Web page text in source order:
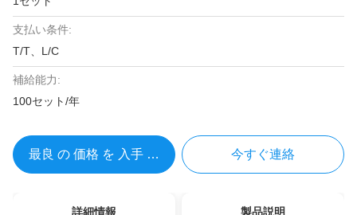
支払い条件:
T/T、L/C
補給能力:
100セット/年
最良 の 価格 を 入手 する 今すぐ連絡
詳細情報 製品説明